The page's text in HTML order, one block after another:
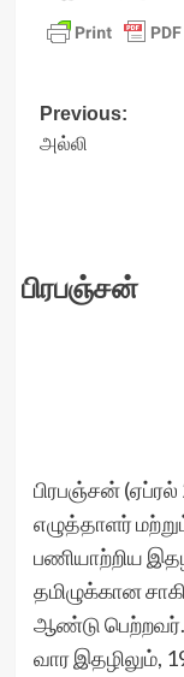
Post
Previous:
அல்லி
பிரபஞ்சன்
பிரபஞ்சன் (ஏப்ரல்
எழுத்தாளர்
பணியாற்றிய
தமிழுக்கான
ஆண்டு பெற்றவர்.
வார இதழிலும்,